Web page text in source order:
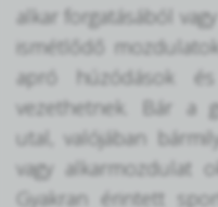
alkar forgatásából
ismétlődő
apró húzódások és
vezethetnek. Bár a
utal, valójában
vagy alkarmozdulat
Gyakran érintett